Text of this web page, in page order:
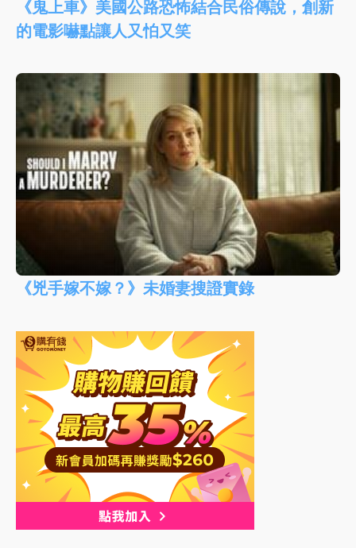
《鬼上車》美國公路恐怖結合民俗傳說，創新
的電影嚇點讓人又怕又笑
《兇手嫁不嫁？》未婚妻搜證實錄